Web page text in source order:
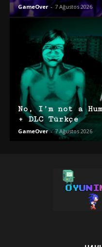
GameOver - 7 Ağustos 2026
No, I’m not a
+ DLC Türkçe
GameOver - 7 Ağustos 2026